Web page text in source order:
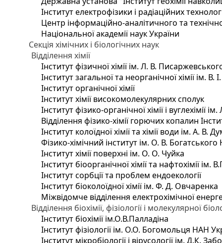
Інститут електрофізики і радіаційних
Центр інформаційно-аналітичного та
Національної академії наук України
Секція хімічних і біологічних наук
Відділення хімії
Інститут фізичної хімії ім. Л. В.
Інститут загальної та неорганічної хімії ім. В.
Інститут органічної хімії
Інститут хімії високомолекулярних сполук
Інститут фізико-органічної хімії і вуглехімії
Відділення фізико-хімії горючих копалин
Інститут колоїдної хімії та хімії води ім. А. В.
Фізико-хімічний інститут ім. О. В.
Інститут хімії поверхні ім. О. О. Чуйка
Інститут біоорганічної хімії та нафтохімії ім.
Інститут сорбції та проблем ендоекології
Інститут біоколоїдної хімії ім. Ф. Д. Овчаренка
Міжвідомче відділення електрохімічної
Відділення біохімії, фізіології і молекулярної
Інститут біохімії ім.О.В.Палладіна
Інститут фізіології ім. О.О. Богомольця НАН
Інститут мікробіології і вірусології ім. Д.К.